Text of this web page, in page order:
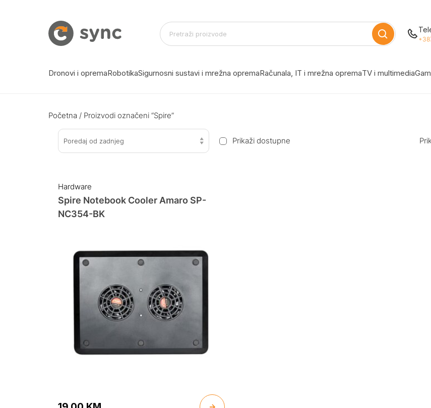
Dronovi i opremaRobotikaSigurnosni sustavi i mrežna opremaRačunala, IT i mrežna opremaTV i multimedia
Početna / Proizvodi označeni “Spire”
Poredaj od zadnjeg Prikaži dostupne
Hardware
Spire Notebook Cooler Amaro SP-
NC354-BK